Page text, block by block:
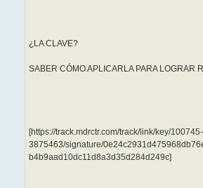
¿LA CLAVE?
SABER CÓMO APLICARLA PARA LOGRAR
[https://track.mdrctr.com/track/link/key/
3875463/signature/
b4b9aad10dc11d8a3d35d284d249c]